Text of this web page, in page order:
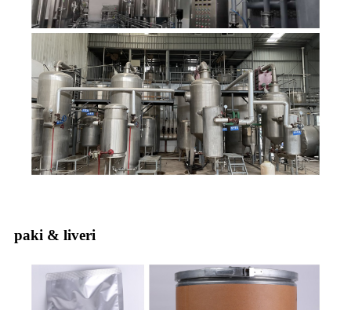
paki & liveri